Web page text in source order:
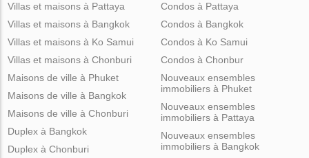
Villas et maisons à Pattaya
Villas et maisons à Bangkok
Villas et maisons à Ko Samui
Villas et maisons à Chonburi
Condos à Pattaya
Condos à Bangkok
Condos à Ko Samui
Condos à Chonbur
Maisons de ville à Phuket
Maisons de ville à Bangkok
Maisons de ville à Chonburi
Duplex à Bangkok
Duplex à Chonburi
Nouveaux ensembles
immobiliers à Phuket
Nouveaux ensembles
immobiliers à Pattaya
Nouveaux ensembles
immobiliers à Bangkok